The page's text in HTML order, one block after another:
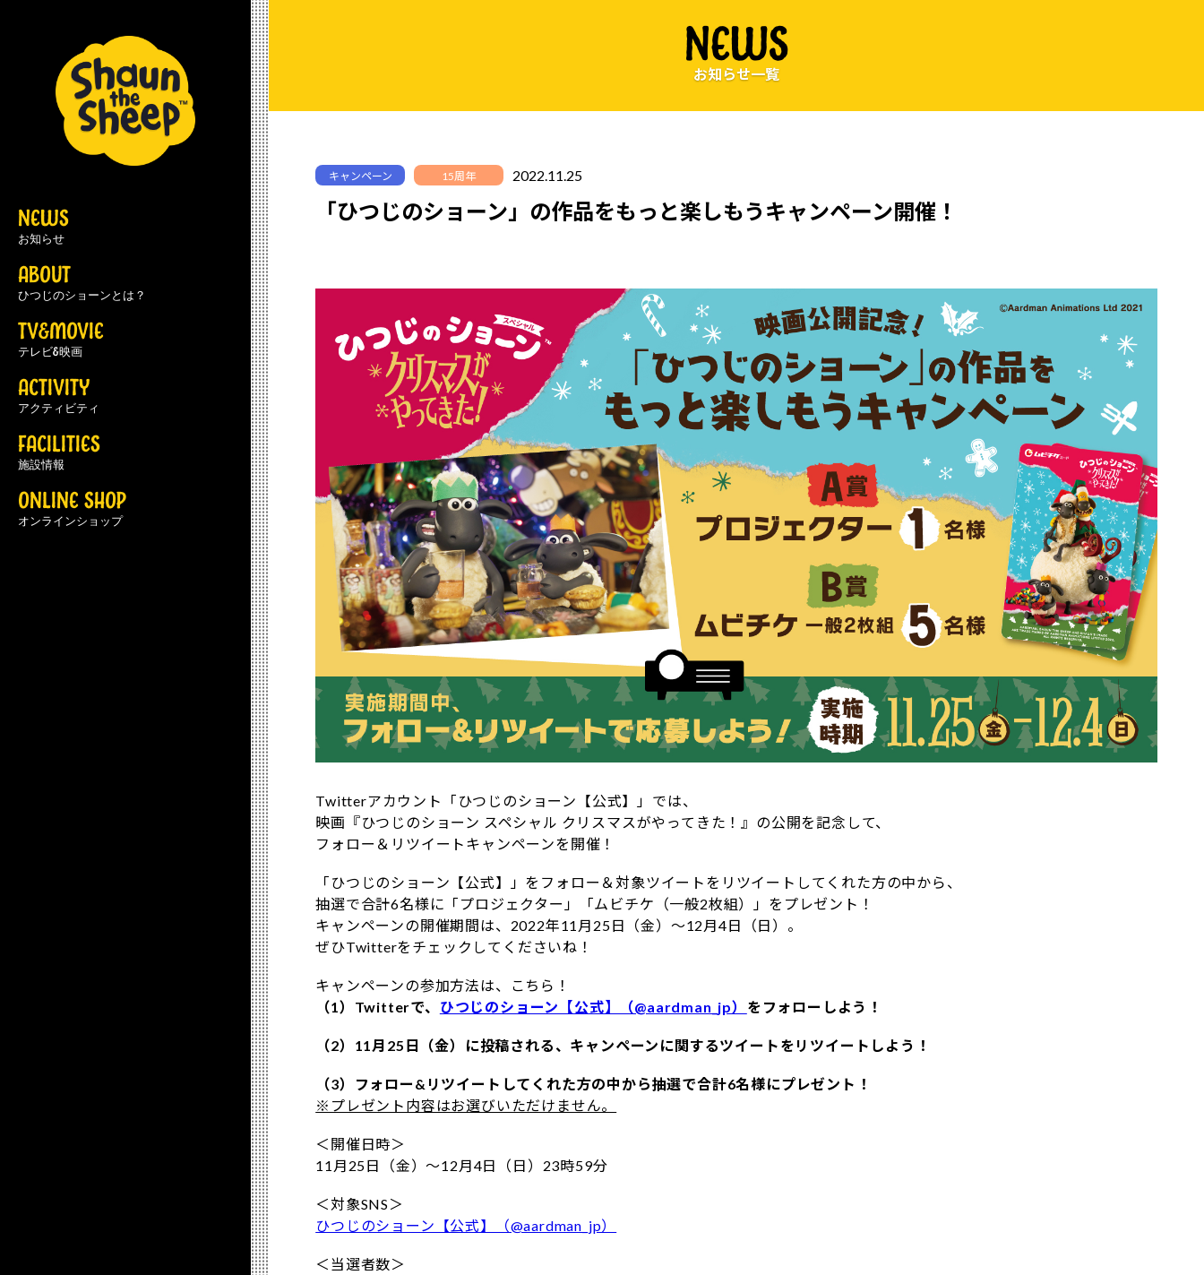
NEWS
お知らせ
ABOUT
ひつじのショーンとは？
TV&MOVIE
テレビ&映画
ACTIVITY
アクティビティ
FACILITIES
施設情報
ONLINE SHOP
オンラインショップ
NEWS
お知らせ一覧
キャンペーン 15周年 2022.11.25
「ひつじのショーン」の作品をもっと楽しもうキャンペーン開催！
Twitterアカウント「ひつじのショーン【公式】」では、
映画『ひつじのショーン スペシャル クリスマスがやってきた！』の公開を記念して、
フォロー＆リツイートキャンペーンを開催！
「ひつじのショーン【公式】」をフォロー＆対象ツイートをリツイートしてくれた方の中から、
抽選で合計6名様に「プロジェクター」「ムビチケ（一般2枚組）」をプレゼント！
キャンペーンの開催期間は、2022年11月25日（金）～12月4日（日）。
ぜひTwitterをチェックしてくださいね！
キャンペーンの参加方法は、こちら！
（1）Twitterで、 ひつじのショーン【公式】（@aardman_jp） をフォローしよう！
（2）11月25日（金）に投稿される、キャンペーンに関するツイートをリツイートしよう！
（3）フォロー&リツイートしてくれた方の中から抽選で合計6名様にプレゼント！
※プレゼント内容はお選びいただけません。
＜開催日時＞
11月25日（金）～12月4日（日）23時59分
＜対象SNS＞
ひつじのショーン【公式】（@aardman_jp）
＜当選者数＞